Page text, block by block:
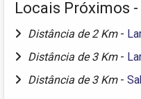
Locais Próximos -
Distância de 2 Km -
Distância de 3 Km -
Distância de 3 Km -